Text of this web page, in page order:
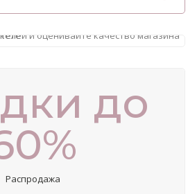
до
Распродажа